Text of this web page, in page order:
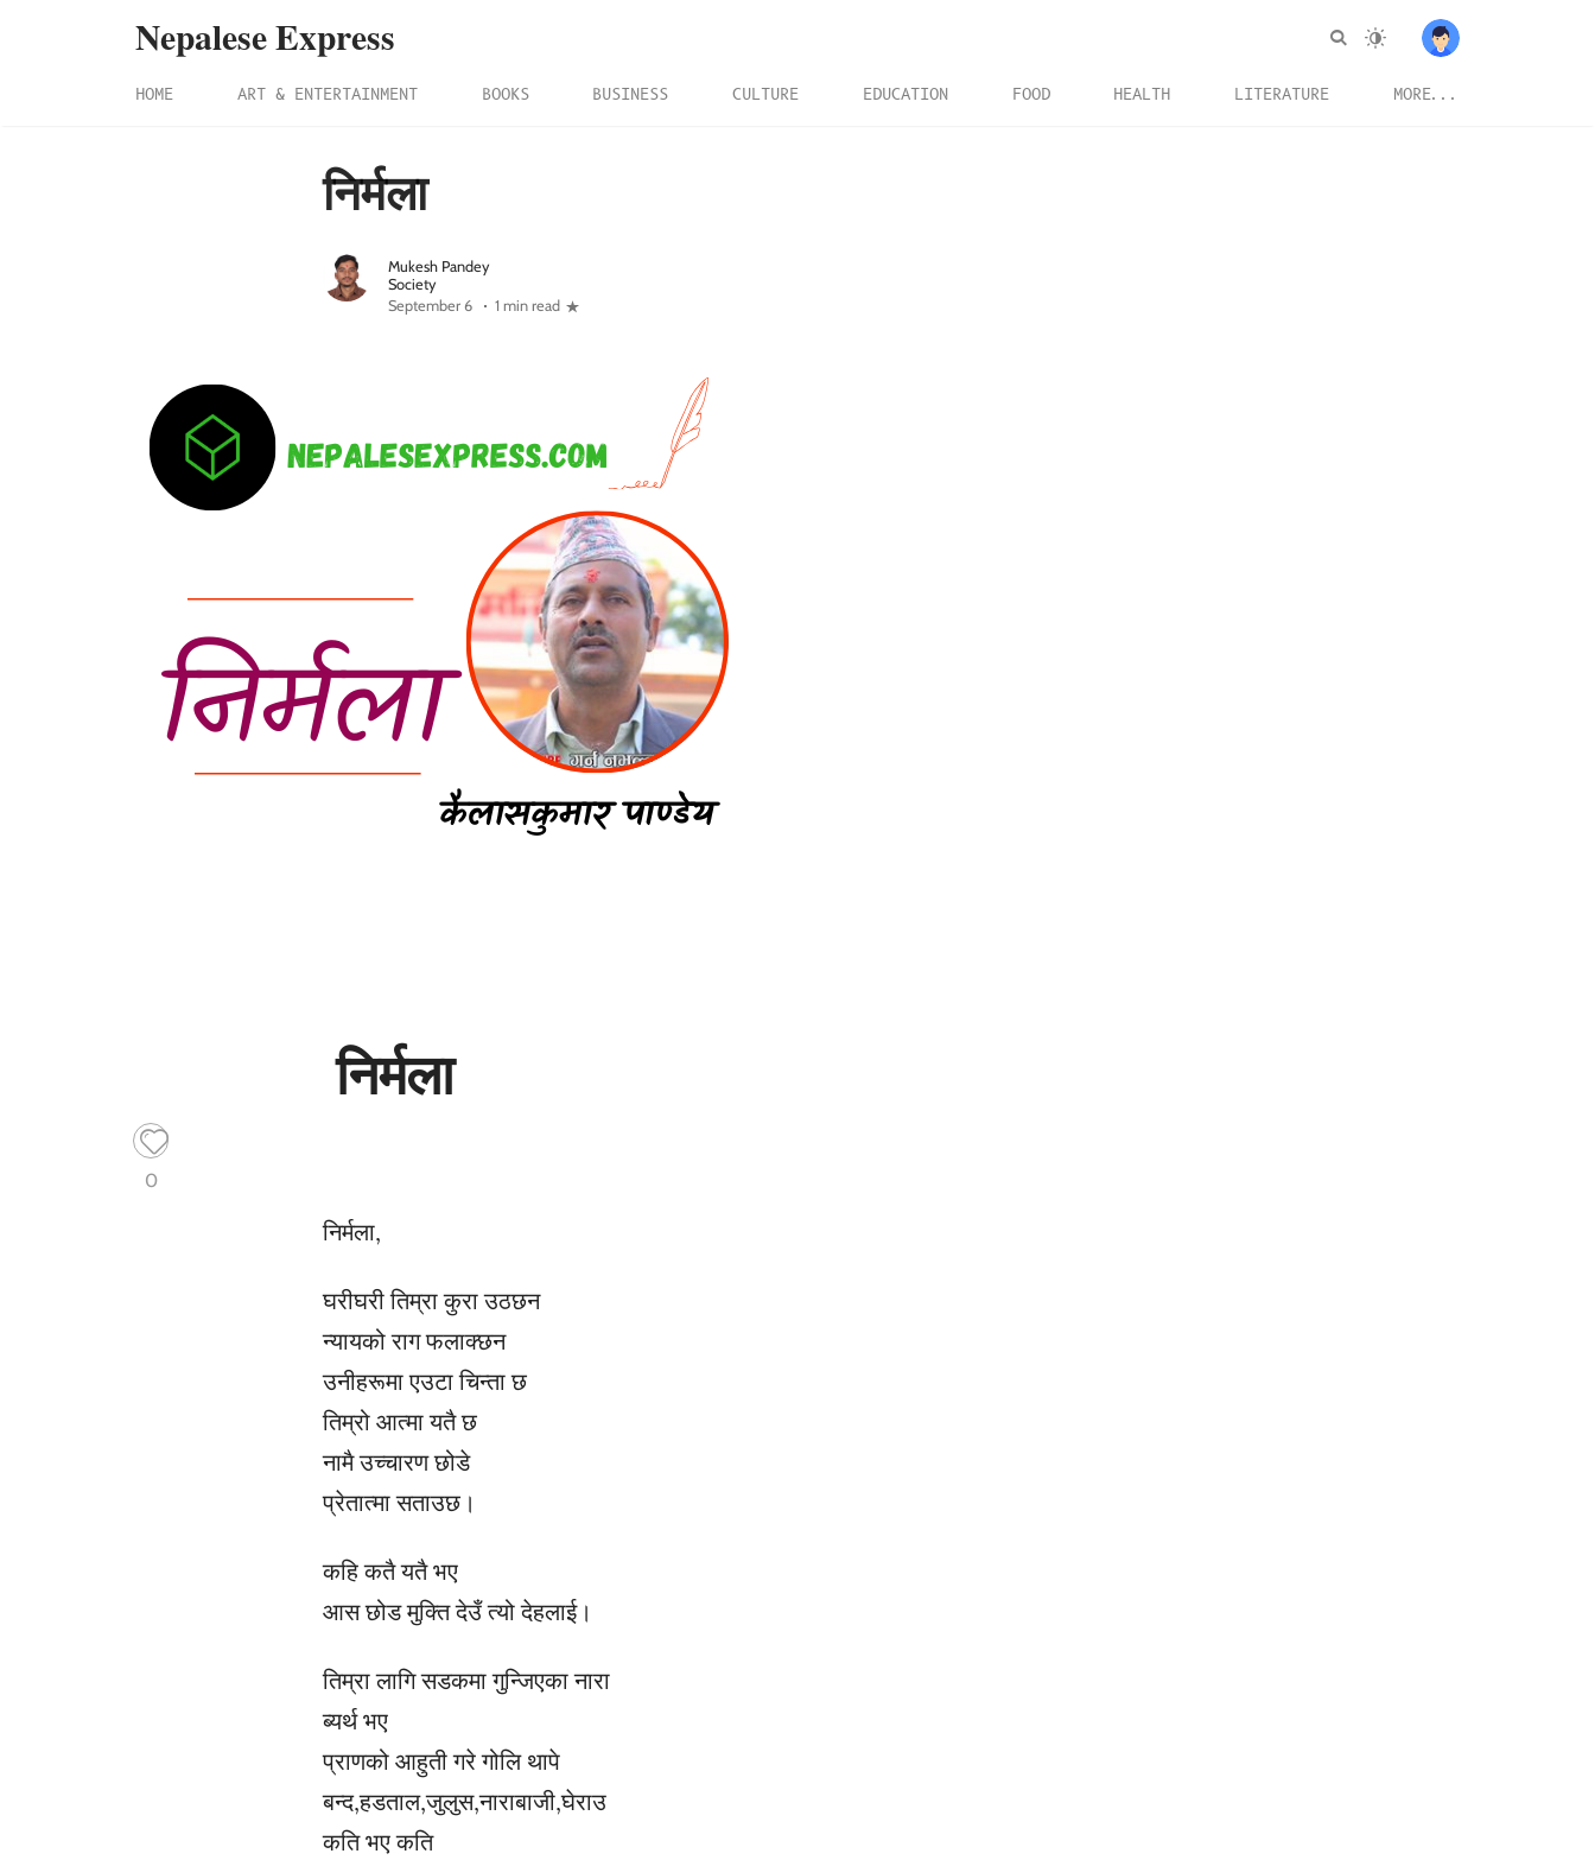
Nepalese Express
HOME ART & ENTERTAINMENT BOOKS BUSINESS CULTURE EDUCATION FOOD HEALTH LITERATURE MORE...
निर्मला
Mukesh Pandey
Society
September 6
1 min read
0
निर्मला
निर्मला,
घरीघरी तिम्रा कुरा उठछन
न्यायको राग फलाक्छन
उनीहरूमा एउटा चिन्ता छ
तिम्रो आत्मा यतै छ
नामै उच्चारण छोडे
प्रेतात्मा सताउछ।
कहि कतै यतै भए
आस छोड मुक्ति देउँ त्यो देहलाई।
तिम्रा लागि सडकमा गुन्जिएका नारा
ब्यर्थ भए
प्राणको आहुती गरे गोलि थापे
बन्द,हडताल,जुलुस,नाराबाजी,घेराउ
कति भए कति